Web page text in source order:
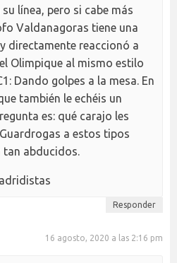
línea, pero si cabe más
Valdanagoras tiene una
directamente reaccionó a
Olimpique al mismo estilo
Dando golpes a la mesa. En
también le echéis un
es: qué carajo les
a estos tipos
tan abducidos.
Responder
16 agosto, 2020 a las 2:16 pm